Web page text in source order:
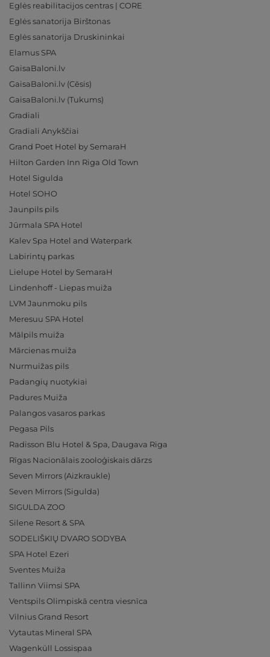
Eglės reabilitacijos centras | CORE
Eglės sanatorija Birštonas
Eglės sanatorija Druskininkai
Elamus SPA
GaisaBaloni.lv
GaisaBaloni.lv (Cēsis)
GaisaBaloni.lv (Tukums)
Gradiali
Gradiali Anykščiai
Grand Poet Hotel by SemaraH
Hilton Garden Inn Riga Old Town
Hotel Sigulda
Hotel SOHO
Jaunpils pils
Jūrmala SPA Hotel
Kalev Spa Hotel and Waterpark
Labirintų parkas
Lielupe Hotel by SemaraH
Lindenhoff - Liepas muiža
LVM Jaunmoku pils
Meresuu SPA Hotel
Mālpils muiža
Mārcienas muiža
Nurmuižas pils
Padangių nuotykiai
Padures Muiža
Palangos vasaros parkas
Pegasa Pils
Radisson Blu Hotel & Spa, Daugava Riga
Rīgas Nacionālais zooloģiskais dārzs
Seven Mirrors (Aizkraukle)
Seven Mirrors (Sigulda)
SIGULDA ZOO
Silene Resort & SPA
SODELIŠKIŲ DVARO SODYBA
SPA Hotel Ezeri
Sventes Muiža
Tallinn Viimsi SPA
Ventspils Olimpiskā centra viesnīca
Vilnius Grand Resort
Vytautas Mineral SPA
Wagenküll Lossispaa